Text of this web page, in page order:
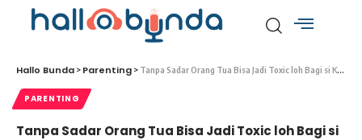
Hallo Bunda > Parenting > Tanpa Sadar Orang Tua Bisa Jadi Toxic loh Bagi si Kecil, Begini 4 Tanda-tandanya!
PARENTING
Tanpa Sadar Orang Tua Bisa Jadi Toxic loh Bagi si